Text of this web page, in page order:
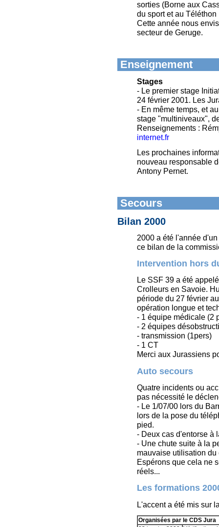
sorties (Borne aux
du sport et au Téléthon
Cette année nous
secteur de Geruge.
Enseignement
Stages
- Le premier stage
24 février 2001. Les
- En même temps, et
stage "multiniveaux",
Renseignements :
internet.fr
Les prochaines
nouveau responsable
Antony Pernet.
Secours
Bilan 2000
2000 a été l'année
ce bilan de la
Intervention hors
Le SSF 39 a été
Crolleurs en Savoie.
période du 27 février
opération longue et
- 1 équipe médicale (2
- 2 équipes
- transmission (1pers)
- 1 CT
Merci aux Jurassiens
Auto secours
Quatre incidents ou
pas nécessité le
- Le 1/07/00 lors du
lors de la pose du
pied.
- Deux cas d'entorse à
- Une chute suite à la
mauvaise utilisation
Espérons que cela ne
réels...
Les formations
L'accent a été mis sur
Organisées par le CDS Jura